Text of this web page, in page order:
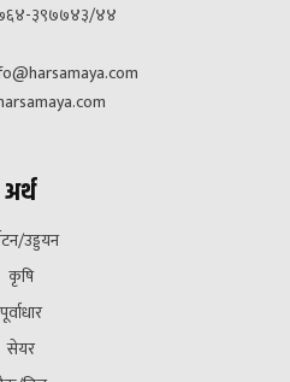
३९७७४३/४४
अर्थ
उड्डयन
कृषि
पूर्वाधार
सेयर